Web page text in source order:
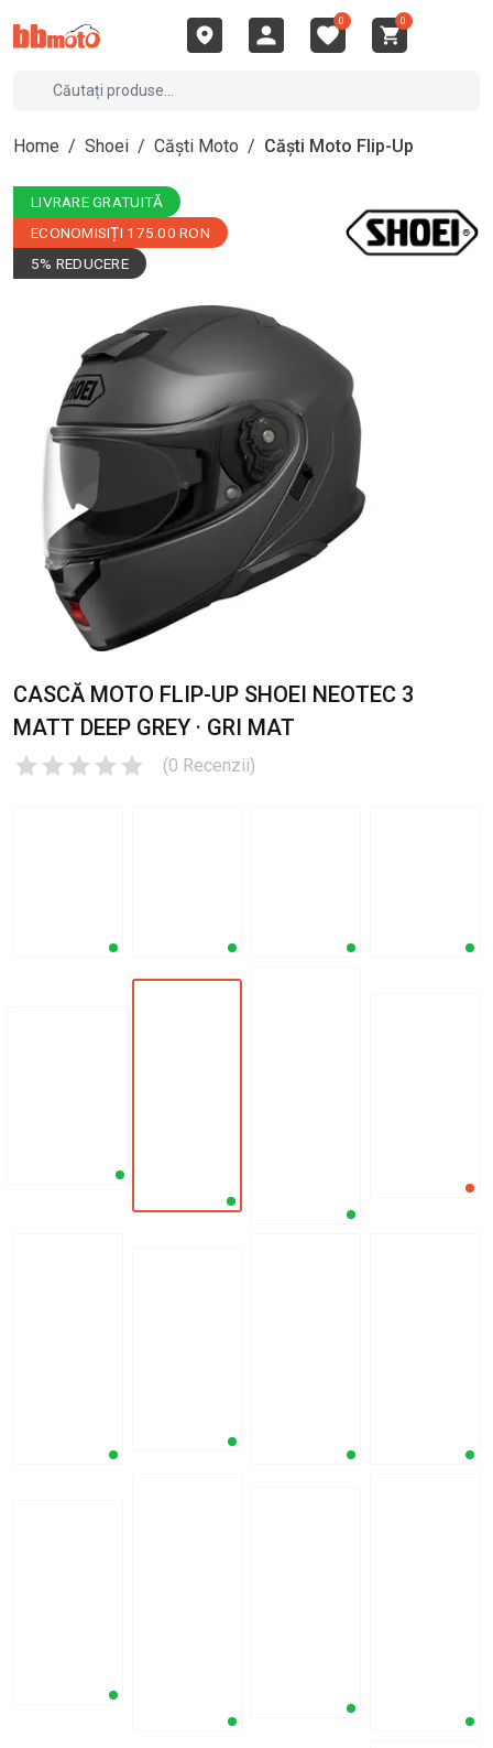
0 0
Home / Shoei / Căști Moto / Căști Moto Flip-Up
LIVRARE GRATUITĂ
ECONOMISIȚI 175.00 RON
5% REDUCERE
CASCĂ MOTO FLIP-UP SHOEI NEOTEC 3
MATT DEEP GREY · GRI MAT
(0 Recenzii)